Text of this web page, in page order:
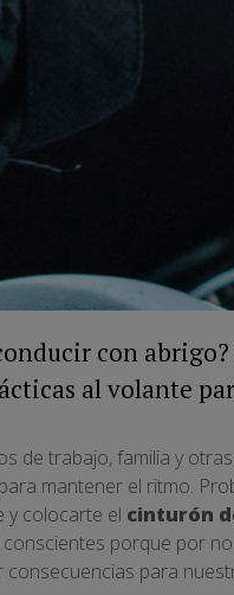
con
al volante
de trabajo, familia y
mantener el ritmo.
y colocarte el cinturón
porque por
para